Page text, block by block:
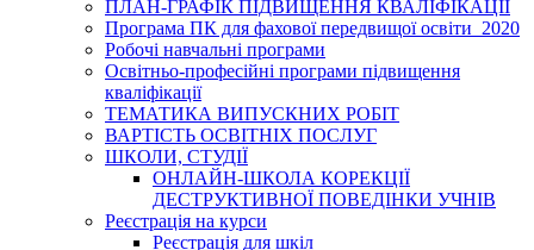
ПЛАН-ГРАФІК ПІДВИЩЕННЯ КВАЛІФІКАЦІЇ
Програма ПК для фахової передвищої освіти_2020
Робочі навчальні програми
Освітньо-професійні програми підвищення
кваліфікації
ТЕМАТИКА ВИПУСКНИХ РОБІТ
ВАРТІСТЬ ОСВІТНІХ ПОСЛУГ
ШКОЛИ, СТУДІЇ
ОНЛАЙН-ШКОЛА КОРЕКЦІЇ
ДЕСТРУКТИВНОЇ ПОВЕДІНКИ УЧНІВ
Реєстрація на курси
Реєстрація для шкіл